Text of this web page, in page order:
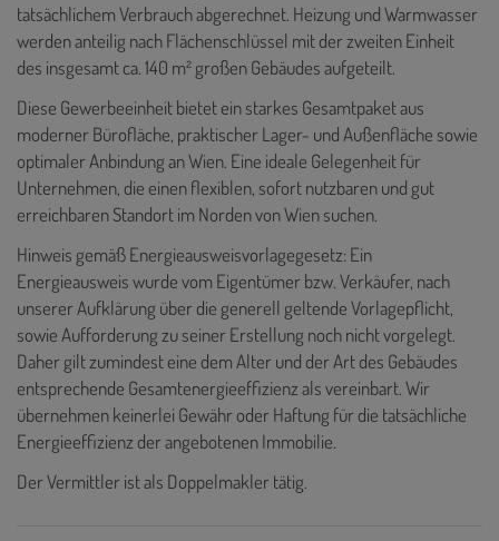
tatsächlichem Verbrauch abgerechnet. Heizung und Warmwasser
werden anteilig nach Flächenschlüssel mit der zweiten Einheit
des insgesamt ca. 140 m² großen Gebäudes aufgeteilt.
Diese Gewerbeeinheit bietet ein starkes Gesamtpaket aus
moderner Bürofläche, praktischer Lager- und Außenfläche sowie
optimaler Anbindung an Wien. Eine ideale Gelegenheit für
Unternehmen, die einen flexiblen, sofort nutzbaren und gut
erreichbaren Standort im Norden von Wien suchen.
Hinweis gemäß Energieausweisvorlagegesetz: Ein
Energieausweis wurde vom Eigentümer bzw. Verkäufer, nach
unserer Aufklärung über die generell geltende Vorlagepflicht,
sowie Aufforderung zu seiner Erstellung noch nicht vorgelegt.
Daher gilt zumindest eine dem Alter und der Art des Gebäudes
entsprechende Gesamtenergieeffizienz als vereinbart. Wir
übernehmen keinerlei Gewähr oder Haftung für die tatsächliche
Energieeffizienz der angebotenen Immobilie.
Der Vermittler ist als Doppelmakler tätig.